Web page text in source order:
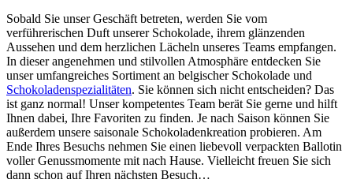
Sobald Sie unser Geschäft betreten, werden Sie vom
verführerischen Duft unserer Schokolade, ihrem glänzenden
Aussehen und dem herzlichen Lächeln unseres Teams empfangen.
In dieser angenehmen und stilvollen Atmosphäre entdecken Sie
unser umfangreiches Sortiment an belgischer Schokolade und
Schokoladenspezialitäten. Sie können sich nicht entscheiden? Das
ist ganz normal! Unser kompetentes Team berät Sie gerne und hilft
Ihnen dabei, Ihre Favoriten zu finden. Je nach Saison können Sie
außerdem unsere saisonale Schokoladenkreation probieren. Am
Ende Ihres Besuchs nehmen Sie einen liebevoll verpackten Ballotin
voller Genussmomente mit nach Hause. Vielleicht freuen Sie sich
dann schon auf Ihren nächsten Besuch…